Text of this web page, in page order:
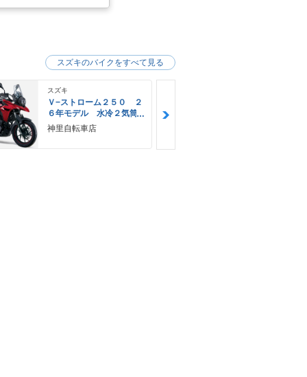
スズキ
Ｖ−ストローム２５０ ２
６年モデル 水冷２気筒
エンジン ＬＥＤヘッド
ライト標準装備
神里自転車店
スズキのバイクをすべて見る